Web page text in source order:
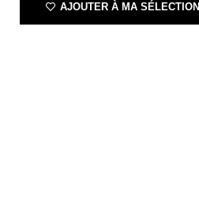
AJOUTER À MA SÉLECTION